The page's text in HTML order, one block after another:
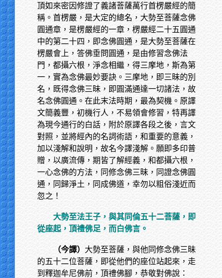
頂如來密因修證了義諸菩薩萬行首楞嚴經的簡
稱。首楞嚴，是大定的總名，大勢至菩薩念佛
圓通章，是楞嚴經的一章，楞嚴經二十五圓通
中的第二十四，即念佛圓通，是大勢至菩薩在
楞嚴會上，答佛垂問圓通，是由修習念佛法
門，都攝六根，淨念相繼，得三摩地，斯為第
一，實為念佛最妙要訣。三摩地，即三昧的別
名，既得念佛三昧，即圓滿通達一切諸法，故
名念佛圓通。在此末法時期，最為契機。原譯
文簡義豐，初機行人，不易領會修習，特再譯
為現今通行的白話，附於原譯各段之後，言文
對照，並將經內的名詞術語，和重要的意義，
加以淺解和說明，故名今譯淺解。願即多印普
贈，以廣流傳，期皆了解經義，和都攝六根，
一心念佛的方法，同修念佛三昧，同證念佛圓
通，同歸淨土，同成佛道，幸勿以粗俗淺近而
忽之！
大勢至法王子，與其同倫五十二菩薩，即
從座起，頂禮佛足，而白佛言。
（今譯） 大勢至菩薩，與他同修念佛三昧
的五十二位菩薩，即從他們的座位站起來，走
到釋迦牟尼佛前，頂禮佛腳，恭敬對佛說：